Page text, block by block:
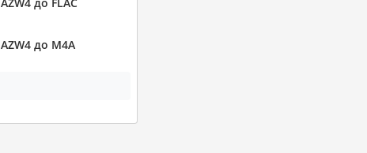
AZW4 до FLAC
AZW4 до M4A